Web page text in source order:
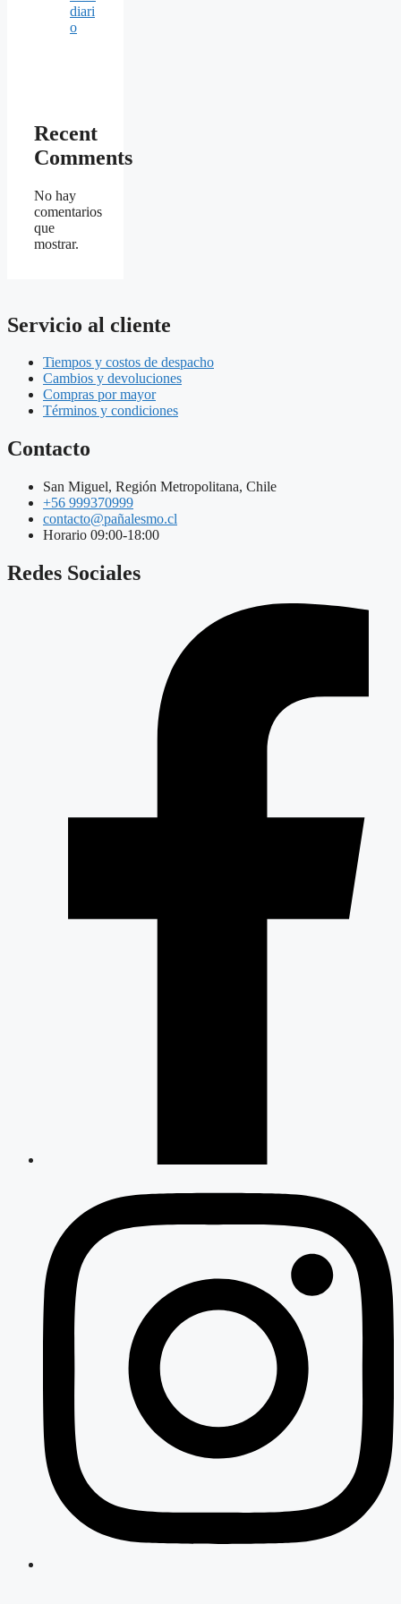
diari
o
Recent
Comments
No hay
comentarios
que
mostrar.
Servicio al cliente
Tiempos y costos de despacho
Cambios y devoluciones
Compras por mayor
Términos y condiciones
Contacto
San Miguel, Región Metropolitana, Chile
+56 999370999
contacto@pañalesmo.cl
Horario 09:00-18:00
Redes Sociales